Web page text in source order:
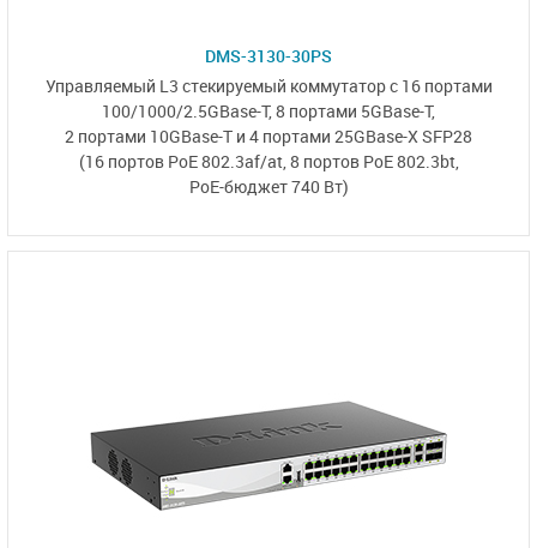
DMS-3130-30PS
Управляемый L3 стекируемый коммутаторс 16 портами
100/1000/2.5GBase-T,8 портами 5GBase-T,
2 портами 10GBase-T и 4 портами 25GBase-X SFP28
(16 портов PoE 802.3af/at,8 портов PoE 802.3bt,
PoE-бюджет 740 Вт)